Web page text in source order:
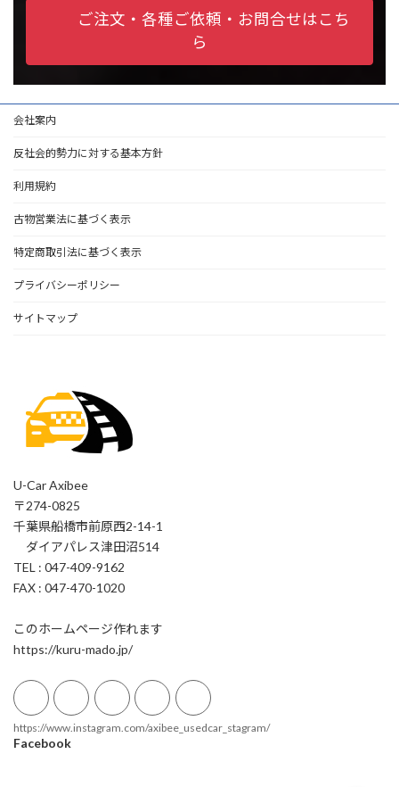
ご注文・各種ご依頼・お問合せはこち
ら
会社案内
反社会的勢力に対する基本方針
利用規約
古物営業法に基づく表示
特定商取引法に基づく表示
プライバシーポリシー
サイトマップ
U-Car Axibee
〒274-0825
千葉県船橋市前原西2-14-1
ダイアパレス津田沼514
TEL : 047-409-9162
FAX : 047-470-1020
このホームページ作れます
https://kuru-mado.jp/
https://www.instagram.com/axibee_usedcar_stagram/
Facebook